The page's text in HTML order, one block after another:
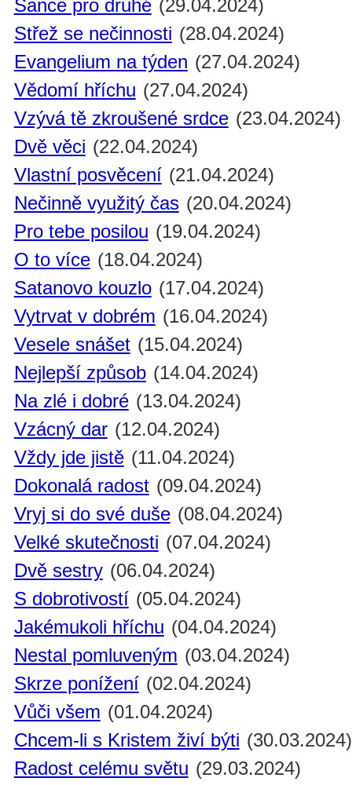
Šance pro druhé (29.04.2024)
Střež se nečinnosti (28.04.2024)
Evangelium na týden (27.04.2024)
Vědomí hříchu (27.04.2024)
Vzývá tě zkroušené srdce (23.04.2024)
Dvě věci (22.04.2024)
Vlastní posvěcení (21.04.2024)
Nečinně využitý čas (20.04.2024)
Pro tebe posilou (19.04.2024)
O to více (18.04.2024)
Satanovo kouzlo (17.04.2024)
Vytrvat v dobrém (16.04.2024)
Vesele snášet (15.04.2024)
Nejlepší způsob (14.04.2024)
Na zlé i dobré (13.04.2024)
Vzácný dar (12.04.2024)
Vždy jde jistě (11.04.2024)
Dokonalá radost (09.04.2024)
Vryj si do své duše (08.04.2024)
Velké skutečnosti (07.04.2024)
Dvě sestry (06.04.2024)
S dobrotivostí (05.04.2024)
Jakémukoli hříchu (04.04.2024)
Nestal pomluveným (03.04.2024)
Skrze ponížení (02.04.2024)
Vůči všem (01.04.2024)
Chcem-li s Kristem živí býti (30.03.2024)
Radost celému světu (29.03.2024)